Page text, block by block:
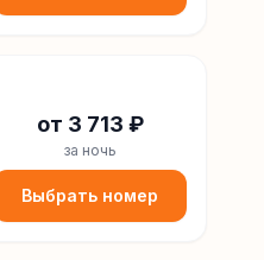
от 3 713 ₽
за ночь
Выбрать номер